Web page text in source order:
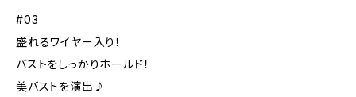
#03
盛れるワイヤー入り！
バストをしっかりホールド！
美バストを演出♪